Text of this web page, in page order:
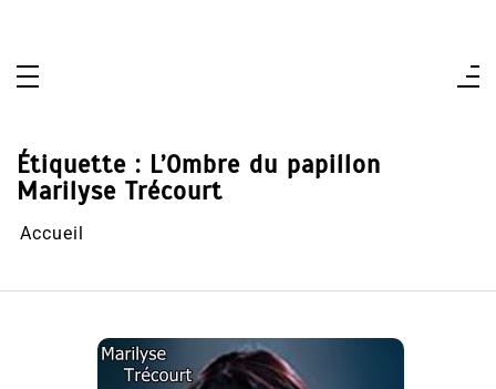
Étiquette : L’Ombre du papillon
Marilyse Trécourt
Accueil